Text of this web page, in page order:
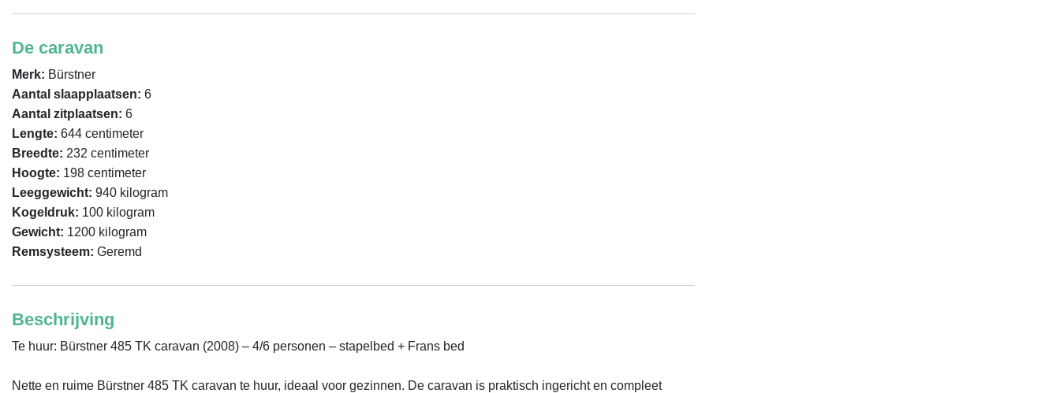
De caravan
Merk: Bürstner
Aantal slaapplaatsen: 6
Aantal zitplaatsen: 6
Lengte: 644 centimeter
Breedte: 232 centimeter
Hoogte: 198 centimeter
Leeggewicht: 940 kilogram
Kogeldruk: 100 kilogram
Gewicht: 1200 kilogram
Remsysteem: Geremd
Beschrijving
Te huur: Bürstner 485 TK caravan (2008) – 4/6 personen – stapelbed + Frans bed
Nette en ruime Bürstner 485 TK caravan te huur, ideaal voor gezinnen. De caravan is praktisch ingericht en compleet